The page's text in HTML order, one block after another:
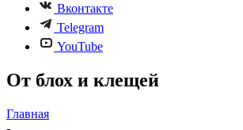
Вконтакте
Telegram
YouTube
От блох и клещей
Главная